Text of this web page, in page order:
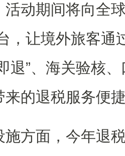
动期间将向全
，让境外旅客通
退”、海关验核
来的退税服务便
面，今年退税